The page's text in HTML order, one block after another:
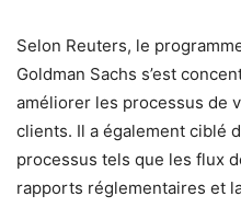
Selon Reuters, le
Goldman Sachs s’est
améliorer les processus de
clients. Il a également ciblé
processus tels que les flux
rapports réglementaires et